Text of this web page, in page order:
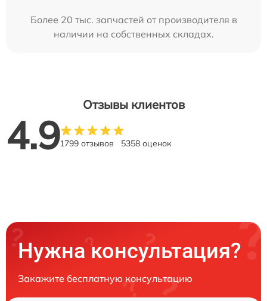
Более 20 тыс. запчастей от производителя в
наличии на собственных складах.
Отзывы клиентов
4.91799 отзывов 5358 оценок
Нужна консультация?
Закажите бесплатную консультацию